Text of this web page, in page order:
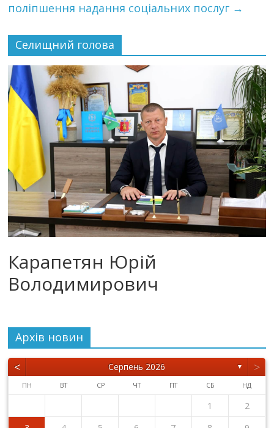
поліпшення надання соціальних послуг →
Селищний голова
Карапетян Юрій
Володимирович
Архiв новин
< Серпень 2026 ▼ >
ПН ВТ СР ЧТ ПТ СБ НД
1
2